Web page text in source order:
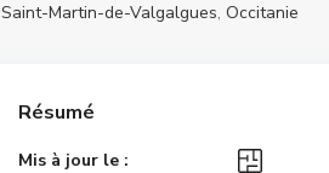
Saint-Martin-de-Valgalgues, Occitanie
Résumé
Mis à jour le :